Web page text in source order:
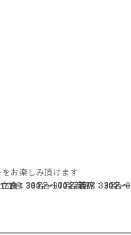
食：30名〜100名 着席：30名
食：30名〜70名 着席：30名
をお楽しみ頂けます
食：30名〜80名 着席：30名